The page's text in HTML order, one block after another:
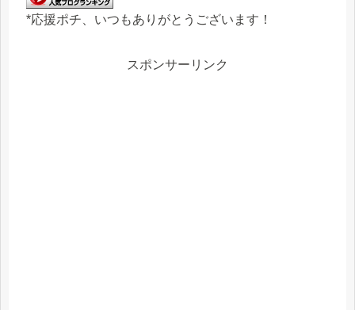
*応援ポチ、いつもありがとうございます！
スポンサーリンク